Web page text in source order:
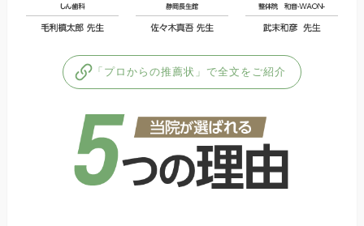
「プロからの推薦状」で全文をご紹介